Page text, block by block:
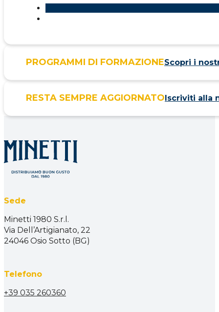
PROGRAMMI DI FORMAZIONEScopri i
RESTA SEMPRE AGGIORNATOIscriviti alla
Sede
Minetti 1980 S.r.l.
Via Dell’Artigianato, 22
24046 Osio Sotto (BG)
Telefono
+39 035 260360